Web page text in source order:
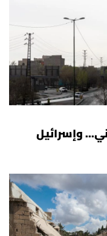
وإسرائيل